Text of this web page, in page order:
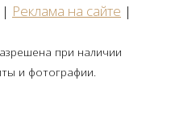
| Реклама на сайте |
при наличии
и фотографии.